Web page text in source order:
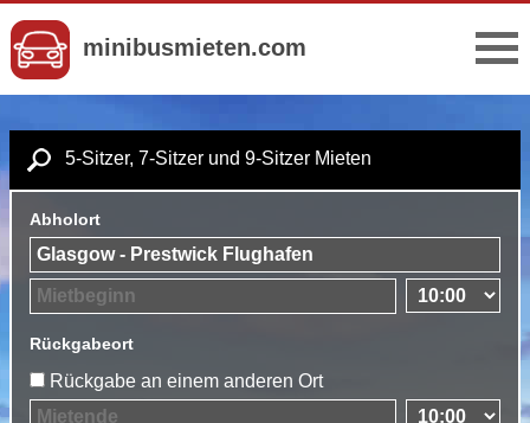
minibusmieten.com
5-Sitzer, 7-Sitzer und 9-Sitzer Mieten
Abholort
Rückgabeort
Rückgabe an einem anderen Ort